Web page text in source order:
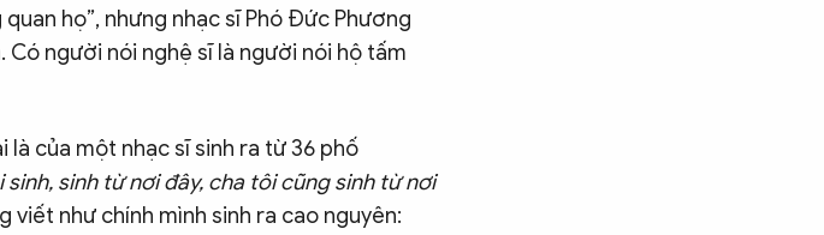
họ”, nhưng nhạc sĩ Phó Đức Phương
Có người nói nghệ sĩ là người nói hộ tấm
là của một nhạc sĩ sinh ra từ 36 phố
sinh, sinh từ nơi đây, cha tôi cũng sinh từ nơi
viết như chính mình sinh ra cao nguyên: